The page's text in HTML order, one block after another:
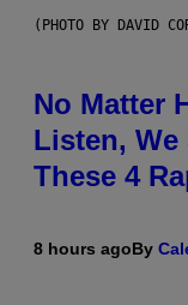
(PHOTO BY DAVID
No Matter
Listen, We
These 4
8 hours agoBy